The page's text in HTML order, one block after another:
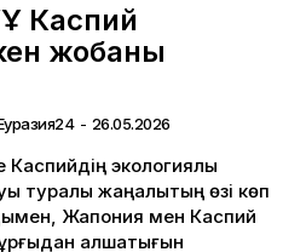
Каспий
жобаны
- 26.05.2026
экологиялық
туралы жаңалықтың өзі көп
Жапония мен Каспий
алшақтығын